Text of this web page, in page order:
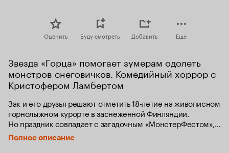
Оценить Буду смотреть Добавить Еще
Звезда «Горца» помогает зумерам одолеть
монстров-снеговичков. Комедийный хоррор с
Кристофером Ламбертом
Зак и его друзья решают отметить 18-летие на живописном
горнолыжном курорте в заснеженной Финляндии.
Но праздник совпадает с загадочным «МонстерФестом»,
где главный гость — живой «Горец» Кристофер Ламберт.
Парни погружаются в мир восторга и веселья, но все
Полное описание